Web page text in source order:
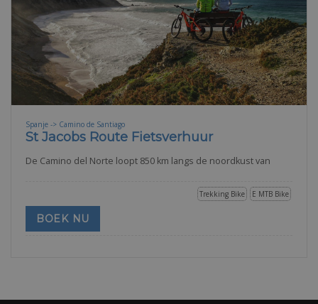
Spanje -> Camino de Santiago
St Jacobs Route Fietsverhuur
De Camino del Norte loopt 850 km langs de noordkust van
E MTB Bike
Trekking Bike
BOEK NU